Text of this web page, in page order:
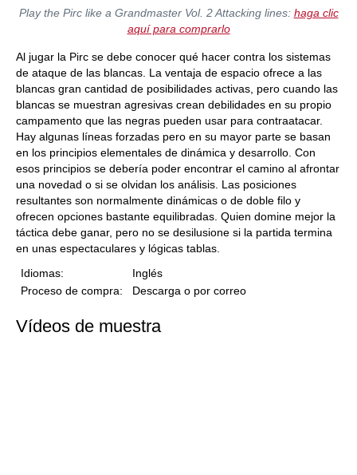
Play the Pirc like a Grandmaster Vol. 2 Attacking lines: haga clic
aquí para comprarlo
Al jugar la Pirc se debe conocer qué hacer contra los sistemas
de ataque de las blancas. La ventaja de espacio ofrece a las
blancas gran cantidad de posibilidades activas, pero cuando las
blancas se muestran agresivas crean debilidades en su propio
campamento que las negras pueden usar para contraatacar.
Hay algunas líneas forzadas pero en su mayor parte se basan
en los principios elementales de dinámica y desarrollo. Con
esos principios se debería poder encontrar el camino al afrontar
una novedad o si se olvidan los análisis. Las posiciones
resultantes son normalmente dinámicas o de doble filo y
ofrecen opciones bastante equilibradas. Quien domine mejor la
táctica debe ganar, pero no se desilusione si la partida termina
en unas espectaculares y lógicas tablas.
Idiomas:
Inglés
Proceso de compra: Descarga o por correo
Vídeos de muestra